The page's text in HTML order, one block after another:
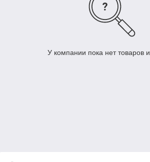
У компании пока нет товаров